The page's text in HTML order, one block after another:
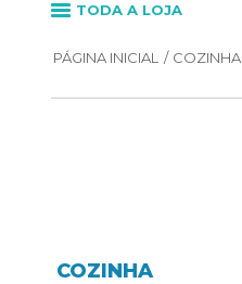
TODA A LOJA
COZINHA
COZINHA